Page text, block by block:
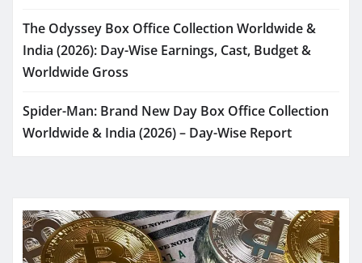
The Odyssey Box Office Collection Worldwide &
India (2026): Day-Wise Earnings, Cast, Budget &
Worldwide Gross
Spider-Man: Brand New Day Box Office Collection
Worldwide & India (2026) – Day-Wise Report